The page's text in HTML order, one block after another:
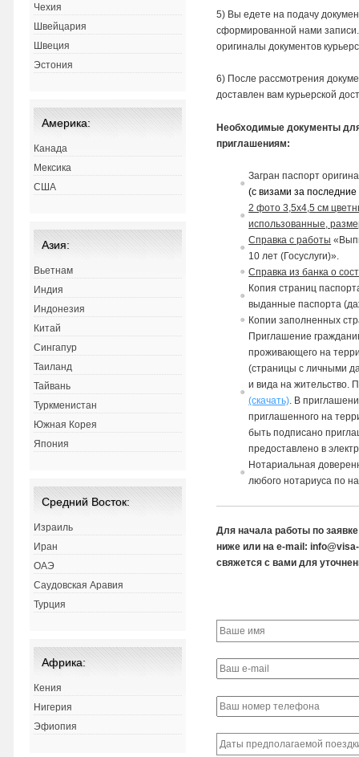
5) Вы едете на подачу
сформированной нами
оригиналы документов
6) После рассмотрения
доставлен вам курьерской
Необходимые документы
приглашениям:
Загран паспорт
(свизами за
2 фото 3,5х4,5 см
использованные,
Справка с работы
10 лет (Госуслуги)».
Справка из банка о
Копия страниц
выданные паспорта
Копии заполненных
Приглашение граждани
проживающегона
(страницы с личными
ивидана жительство.
(скачать). В
приглашенногона
быть подписано
предоставленов
Нотариальная дов
любого нотариуса по
Для начала работы по
ниже или на e-mail:
свяжется с вами для
Чехия
Швейцария
Швеция
Эстония
Америка:
Канада
Мексика
США
Азия:
Вьетнам
Индия
Индонезия
Китай
Сингапур
Таиланд
Тайвань
Туркменистан
Южная Корея
Япония
Средний Восток:
Израиль
Иран
ОАЭ
Саудовская Аравия
Турция
Африка:
Кения
Нигерия
Эфиопия